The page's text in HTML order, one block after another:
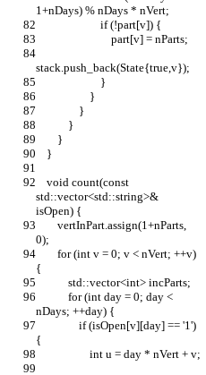
1+nDays) % nDays * nVert;
                        if (!part[v]) {
                            part[v] = nParts;
stack.push_back(State{true,v});
                        }
                    }
                }
            }
        }
    }
std::vector<std::string>&
isOpen) {
0);
{
            std::vector<int> incParts;
nDays; ++day) {
{
                    int u = day * nVert + v;